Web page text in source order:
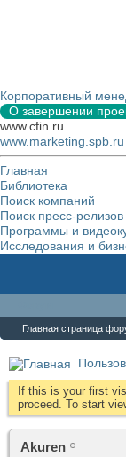
Корпоративный
О завершении
www.cfin.ru
www.marketing.spb.ru
Главная
Библиотека
Поиск компаний
Поиск пресс-релизов
Программы и
Исследования и
Главная страница
If this is your first
proceed. To start
Akuren